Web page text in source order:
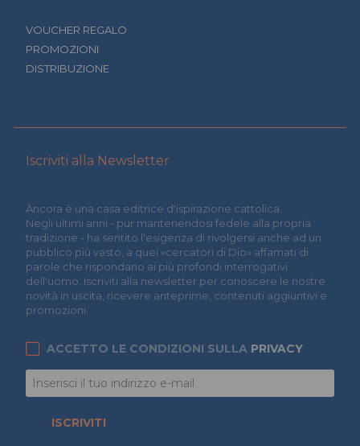
VOUCHER REGALO
PROMOZIONI
DISTRIBUZIONE
Iscriviti alla Newsletter
Àncora è una casa editrice d'ispirazione cattolica.
Negli ultimi anni - pur mantenendosi fedele alla propria
tradizione - ha sentito l'esigenza di rivolgersi anche ad un
pubblico più vasto, a quei «cercatori di Dio» affamati di
parole che rispondano ai più profondi interrogativi
dell'uomo. Iscriviti alla newsletter per conoscere le nostre
novità in uscita, ricevere anteprime, contenuti aggiuntivi e
promozioni.
ACCETTO LE CONDIZIONI SULLA PRIVACY
ISCRIVITI